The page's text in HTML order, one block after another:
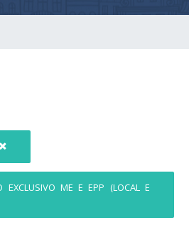
EXCLUSIVO ME E EPP (LOCAL E